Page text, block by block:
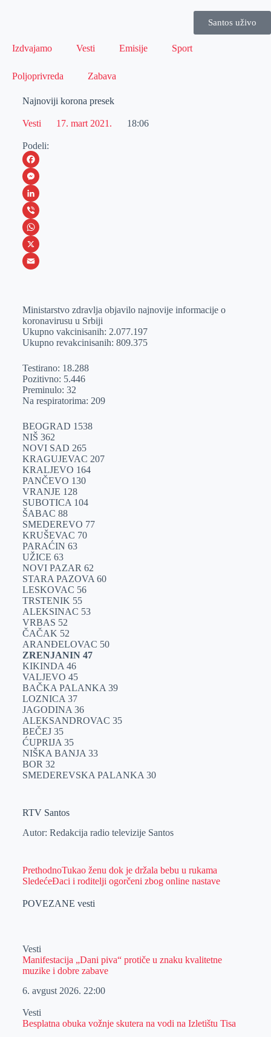
Santos uživo
Izdvajamo Vesti Emisije Sport
Poljoprivreda Zabava
Najnoviji korona presek
Vesti 17. mart 2021. 18:06
Podeli:
F
a
c
e
b
o
M
e
s
s
e
e
r
L
i
n
k
I
n
V
i
b
W
h
s
A
p
p
X
a
i
l
Ministarstvo zdravlja objavilo najnovije informacije o
koronavirusu u Srbiji
Ukupno vakcinisanih: 2.077.197
Ukupno revakcinisanih: 809.375
Testirano: 18.288
Pozitivno: 5.446
Preminulo: 32
Na respiratorima: 209
BEOGRAD 1538
NIŠ 362
NOVI SAD 265
KRAGUJEVAC 207
KRALJEVO 164
PANČEVO 130
VRANJE 128
SUBOTICA 104
ŠABAC 88
SMEDEREVO 77
KRUŠEVAC 70
PARAĆIN 63
UŽICE 63
NOVI PAZAR 62
STARA PAZOVA 60
LESKOVAC 56
TRSTENIK 55
ALEKSINAC 53
VRBAS 52
ČAČAK 52
ARANĐELOVAC 50
ZRENJANIN 47
KIKINDA 46
VALJEVO 45
BAČKA PALANKA 39
LOZNICA 37
JAGODINA 36
ALEKSANDROVAC 35
BEČEJ 35
ĆUPRIJA 35
NIŠKA BANJA 33
BOR 32
SMEDEREVSKA PALANKA 30
RTV Santos
Autor: Redakcija radio televizije Santos
PrethodnoTukao ženu dok je držala bebu u rukama
SledećeĐaci i roditelji ogorčeni zbog online nastave
POVEZANE vesti
Vesti
Manifestacija „Dani piva“ protiče u znaku kvalitetne
muzike i dobre zabave
6. avgust 2026. 22:00
Vesti
Besplatna obuka vožnje skutera na vodi na Izletištu Tisa